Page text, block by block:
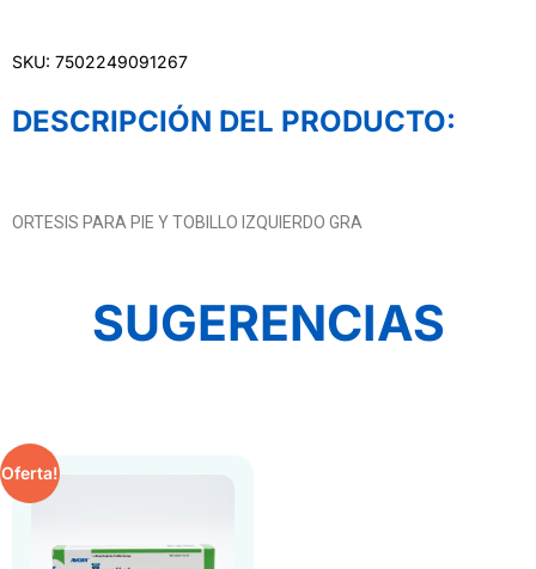
SKU: 7502249091267
DESCRIPCIÓN DEL PRODUCTO:
ORTESIS PARA PIE Y TOBILLO IZQUIERDO GRA
SUGERENCIAS
Oferta!